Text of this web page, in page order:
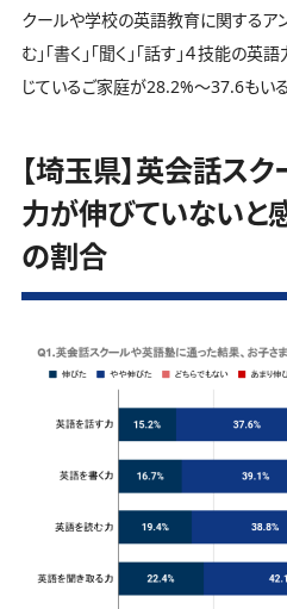
クールや学校の英語教育に関するア
む」「書く」「聞く」「話す」４技能
じているご家庭が28.2%～37.6もい
【埼玉県】英会話ス
力が伸びていないと
の割合